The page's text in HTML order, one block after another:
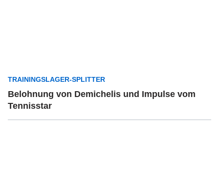
TRAININGSLAGER-SPLITTER
Belohnung von Demichelis und Impulse vom
Tennisstar